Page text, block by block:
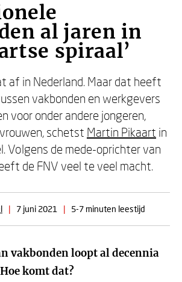
al jaren in
spiraal’
af in Nederland. Maar dat heeft
vakbonden en werkgevers
voor onder andere jongeren,
schetst Martin Pikaart in
Volgens de mede-oprichter van
de FNV veel te veel macht.
| 7 juni 2021 | 5-7 minuten leestijd
vakbonden loopt al decennia
komt dat?